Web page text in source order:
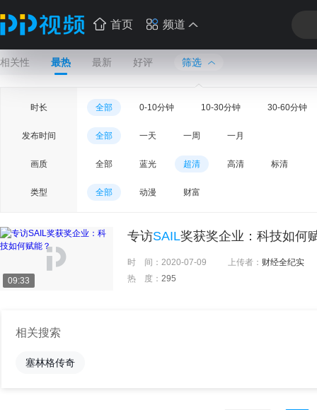
首页 频道
相关性 最热 最新 好评 筛选
时长 全部 0-10分钟 10-30分钟 30-60分钟
发布时间 全部 一天 一周 一月
画质 全部 蓝光 超清 高清 标清
类型 全部 动漫 财富
09:33
专访SAIL奖获奖企业：科技如何
时 间： 2020-07-09 上传者： 财经全纪实
热 度： 295
相关搜索
塞林格传奇